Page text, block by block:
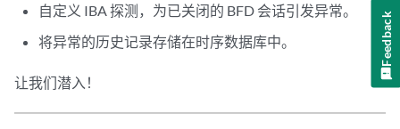
自定义 IBA 探测，为已关闭的 BFD 会话引发异常。
将异常的历史记录存储在时序数据库中。
让我们潜入！
Feedback